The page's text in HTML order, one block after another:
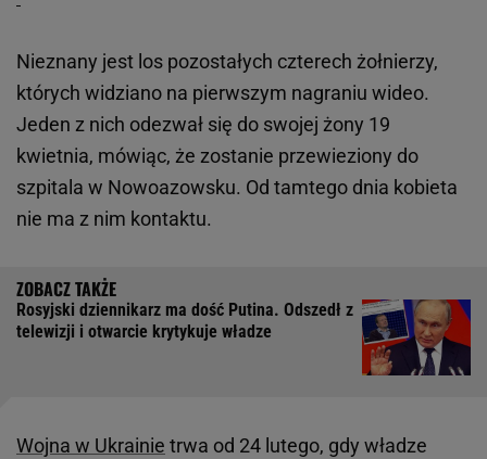
Nieznany jest los pozostałych czterech żołnierzy,
których widziano na pierwszym nagraniu wideo.
Jeden z nich odezwał się do swojej żony 19
kwietnia, mówiąc, że zostanie przewieziony do
szpitala w Nowoazowsku. Od tamtego dnia kobieta
nie ma z nim kontaktu.
Rosyjski dziennikarz ma dość Putina. Odszedł z
telewizji i otwarcie krytykuje władze
Wojna w Ukrainie trwa od 24 lutego, gdy władze